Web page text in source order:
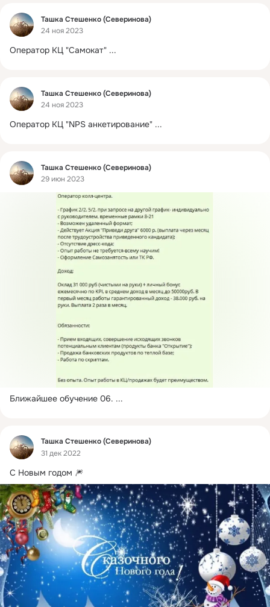
Фид
Ташка Стешенко (Северинова)
24 ноя 2023
Оператор КЦ "Самокат" ...
Фид
Ташка Стешенко (Северинова)
24 ноя 2023
Оператор КЦ "NPS анкетирование" ...
Фид
Ташка Стешенко (Северинова)
29 июн 2023
Ближайшее обучение 06. ...
Фид
Ташка Стешенко (Северинова)
31 дек 2022
С Новым годом 🎆